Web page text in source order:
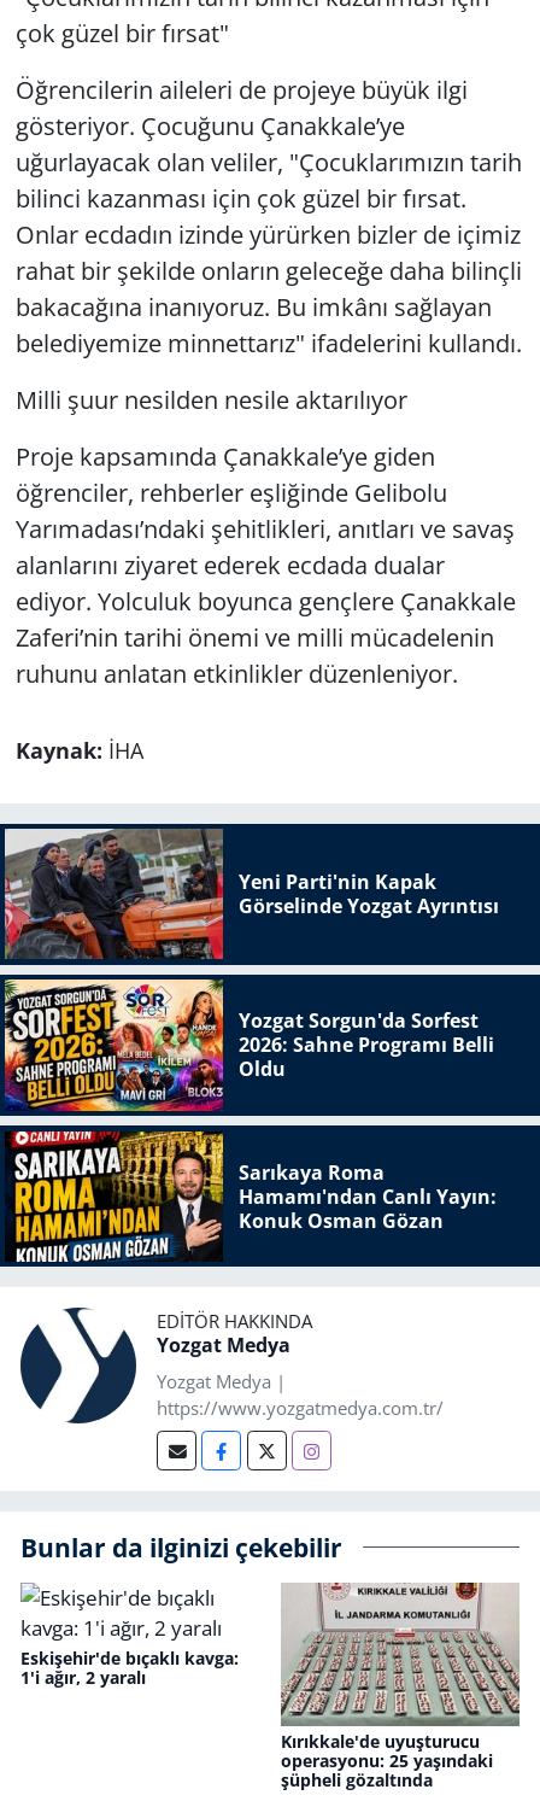
çok güzel bir fırsat"
Öğrencilerin aileleri de projeye büyük ilgi
gösteriyor. Çocuğunu Çanakkale’ye
uğurlayacak olan veliler, "Çocuklarımızın tarih
bilinci kazanması için çok güzel bir fırsat.
Onlar ecdadın izinde yürürken bizler de içimiz
rahat bir şekilde onların geleceğe daha bilinçli
bakacağına inanıyoruz. Bu imkânı sağlayan
belediyemize minnettarız" ifadelerini kullandı.
Milli şuur nesilden nesile aktarılıyor
Proje kapsamında Çanakkale’ye giden
öğrenciler, rehberler eşliğinde Gelibolu
Yarımadası’ndaki şehitlikleri, anıtları ve savaş
alanlarını ziyaret ederek ecdada dualar
ediyor. Yolculuk boyunca gençlere Çanakkale
Zaferi’nin tarihi önemi ve milli mücadelenin
ruhunu anlatan etkinlikler düzenleniyor.
Kaynak: İHA
Yeni Parti'nin Kapak
Görselinde Yozgat Ayrıntısı
Yozgat Sorgun'da Sorfest
2026: Sahne Programı Belli
Oldu
Sarıkaya Roma
Hamamı'ndan Canlı Yayın:
Konuk Osman Gözan
EDITÖR HAKKINDA
Yozgat Medya
Yozgat Medya |
https://www.yozgatmedya.com.tr/
Bunlar da ilginizi çekebilir
Eskişehir'de bıçaklı kavga:
1'i ağır, 2 yaralı
Kırıkkale'de uyuşturucu
operasyonu: 25 yaşındaki
şüpheli gözaltında